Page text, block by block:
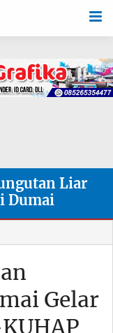
Liar
Dumai
Gelar